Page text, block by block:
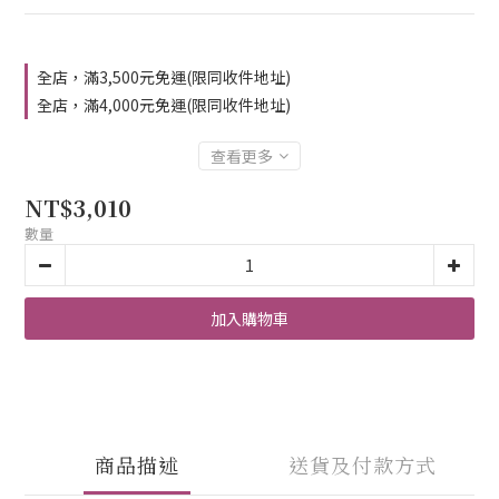
全店，滿3,500元免運(限同收件地址)
全店，滿4,000元免運(限同收件地址)
查看更多
NT$3,010
數量
加入購物車
商品描述 送貨及付款方式